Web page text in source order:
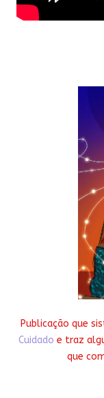
Publicação que
Cuidado e traz
que